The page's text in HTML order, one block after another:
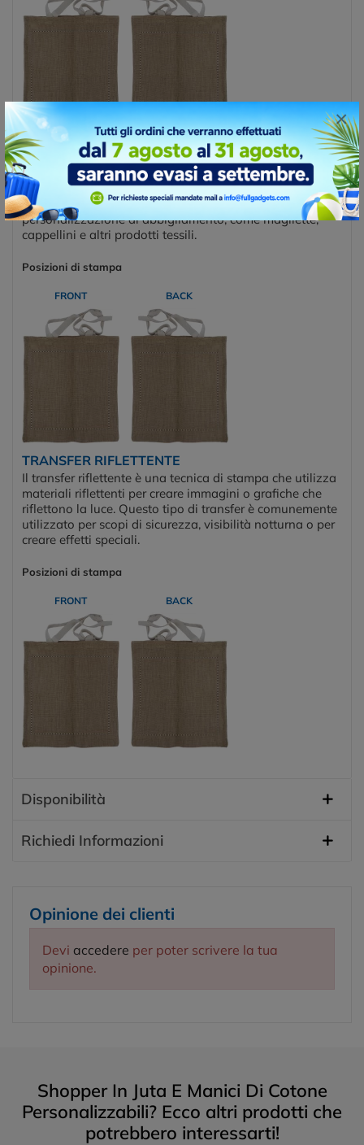
×
TRANSFER DIGITALE DTF
Il transfer DTF (Direct-to-Film) è una tecnica di stampa
che combina la stampa digitale e il trasferimento termico
per applicare immagini su tessuti e altri materiali. Questo
metodo è particolarmente utilizzato per la
personalizzazione di abbigliamento, come magliette,
cappellini e altri prodotti tessili.
Posizioni di stampa
FRONT BACK
TRANSFER RIFLETTENTE
Il transfer riflettente è una tecnica di stampa che utilizza
materiali riflettenti per creare immagini o grafiche che
riflettono la luce. Questo tipo di transfer è comunemente
utilizzato per scopi di sicurezza, visibilità notturna o per
creare effetti speciali.
Posizioni di stampa
FRONT BACK
Disponibilità
Richiedi Informazioni
Opinione dei clienti
Devi accedere per poter scrivere la tua
opinione.
Shopper In Juta E Manici Di Cotone
Personalizzabili? Ecco altri prodotti che
potrebbero interessarti!